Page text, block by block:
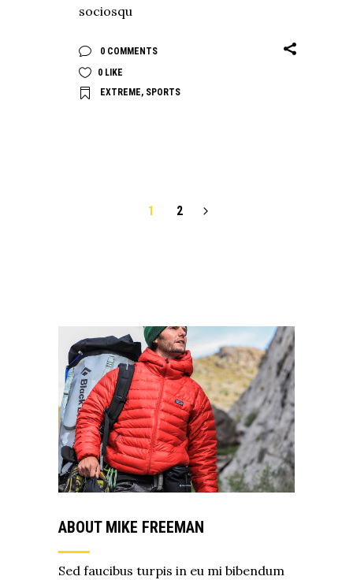
sociosqu
0 COMMENTS
0 LIKE
EXTREME, SPORTS
1 2
ABOUT MIKE FREEMAN
Sed faucibus turpis in eu mi bibendum